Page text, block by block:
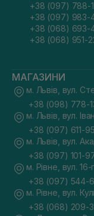
+38 (097) 788-
+38 (097) 983-
+38 (068) 693-
+38 (068) 951-
МАГАЗИНИ
м. Львів, вул.
+38 (098) 778-
м. Львів, вул.
+38 (097) 611-
м. Львів, вул.
+38 (097) 101-
м. Рівне, вул.
+38 (097) 544-
м. Рівне, вул.
+38 (068) 209-